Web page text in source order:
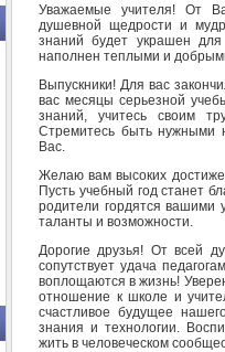
Уважаемые учителя! От
душевной щедрости и
знаний будет украшен
наполнен теплыми и
Выпускники! Для вас
вас месяцы серьезной
знаний, учитесь своим
Стремитесь быть нужными
Вас.
Желаю вам высоких
Пусть учебный год станет
родители гордятся вашими
таланты и возможности.
Дорогие друзья! От всей
сопутствует удача
воплощаются в жизнь!
отношение к школе и
счастливое будущее
знания и технологии.
жить в человеческом